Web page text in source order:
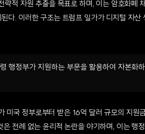
략적 자원 추출을 목표로 하며, 이는 암호화폐
다. 이러한 구조는 트럼프 일가가 디지털 자
행정부가 지원하는 부문을 활용하여 자본화
미국 정부로부터 받은 16억 달러 규모의 지원
전례 없는 윤리적 논란을 야기하며, 이는 행